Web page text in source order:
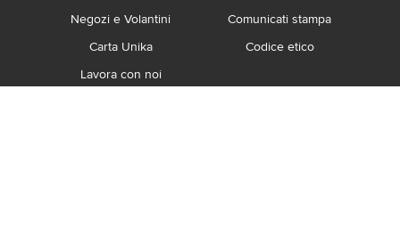
Negozi e Volantini
Carta Unika
Lavora con noi
Comunicati stampa
Codice etico